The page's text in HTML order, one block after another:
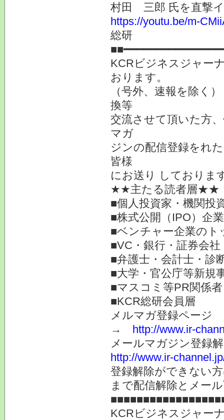
村田 三郎 氏を直撃
https://youtu.be/m-
総研
KCRビジネスジャー
おります。
（号外、速報を除く
換等
交流させて頂いた方
マガ
ジンの配信登録をれ
皆様
にお送り しておりま
★★主たる読者層★★
■個人投資家・機関投
■株式公開（IPO）企
■ベンチャー企業のト
■VC・銀行・証券会
■弁護士・会計士・診
■大学・官公庁等新規
■マスコミ等PR関係者
■KCR総研会員層
メルマガ登録ページ
→ http://www.ir-
メールマガジン登録
http://www.ir-
登録解除ができない
まで配信解除とメー
KCRビジネスジャー